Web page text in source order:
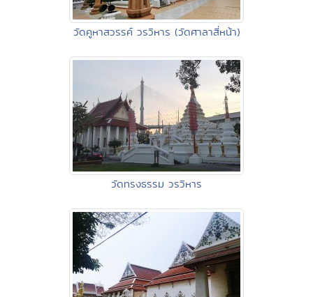
วัดคูหาสวรรค์ วรวิหาร (วัดศาลาสี่หน้า)
วัดทรงธรรม วรวิหาร